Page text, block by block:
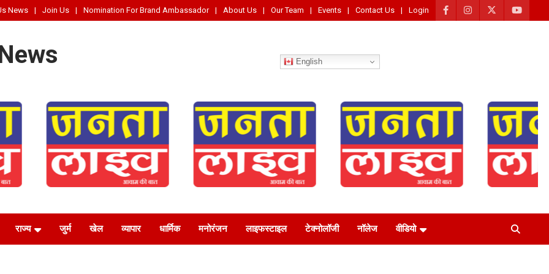
News Join Us Nomination For Brand Ambassador About Us Our Team Events Contact Us Login
English
राज्य जुर्म खेल व्यापार धार्मिक मनोरंजन लाइफस्‍टाइल टेक्नोलॉजी नॉलेज वीडियो